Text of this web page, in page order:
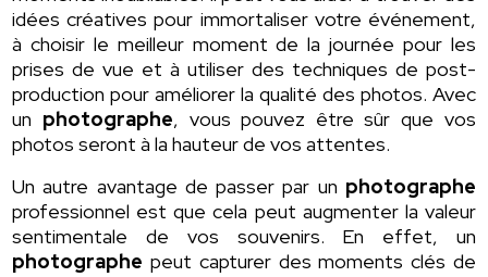
idées créatives pour immortaliser votre événement,
à choisir le meilleur moment de la journée pour les
prises de vue et à utiliser des techniques de post-
production pour améliorer la qualité des photos. Avec
un photographe, vous pouvez être sûr que vos
photos seront à la hauteur de vos attentes.
Un autre avantage de passer par un photographe
professionnel est que cela peut augmenter la valeur
sentimentale de vos souvenirs. En effet, un
photographe peut capturer des moments clés de